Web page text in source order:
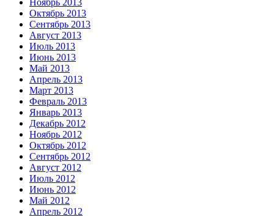
Октябрь 2013
Сентябрь 2013
Август 2013
Июль 2013
Июнь 2013
Май 2013
Апрель 2013
Март 2013
Февраль 2013
Январь 2013
Декабрь 2012
Ноябрь 2012
Октябрь 2012
Сентябрь 2012
Август 2012
Июль 2012
Июнь 2012
Май 2012
Апрель 2012